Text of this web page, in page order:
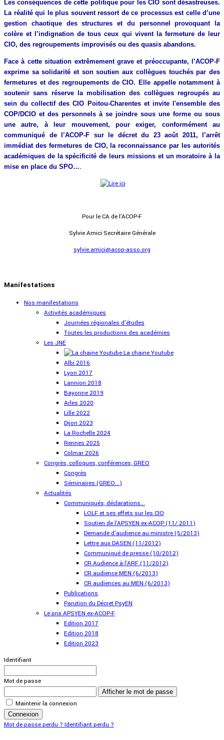
Les conséquences de cette politique pour les CIO sont désastreuses.
La réalité qui le plus souvent ressort de ce processus est celle d’une
gestion chaotique des structures et du personnel provoquant la
colère et l’indignation de tous ceux qui vivent la fermeture de leur
CIO, des regroupements improvisés ou des quasis abandons.
Face à cette situation extrêmement grave et préoccupante, l’ACOP-F
exprime sa solidarité et son soutien aux collègues touchés par des
fermetures et des regroupements de CIO. Elle appelle notamment à
soutenir sans réserve la mobilisation des collègues regroupés au
sein du collectif des CIO Poitou-Charentes et invite l'ensemble des
COP/DCIO et des personnels à se joindre sous une forme ou sous
une autre, à leur mouvement, pour exiger, conformément au
communiqué de l’ACOP-F sur le décret du 23 août 2011, l’arrêt
immédiat des fermetures de CIO, la reconnaissance par les autorités
académiques de la spécificité de leurs missions et un moratoire à la
mise en place du SPO….
Pour le CA de l'ACOP-F
Sylvie Amici Secrétaire Générale
sylvie.amici@acop-asso.org
Manifestations
Nos manifestations
Activités académiques
Journées régionales d'études
Toutes les productions des académies
Les JNE
La chaine Youtube
Albi 2016
Lyon 2017
Lannion 2018
Bayonne 2019
Arles 2020
Lille 2022
Dijon 2023
La Rochelle 2024
Rennes 2025
Colmar 2026
Congrès, colloques, conférences, GREO
Congrès
Séminaires (GREO...)
Actualités
Communiqués, déclarations...
LOLF et ses effets sur les CIO
Soutien de l'APSYEN ex-ACOP (11/ 2011)
Demande d'audience au ministre (5/2013)
Lettre aux DASEN (11/2012)
Communiqué de presse (10/2012)
CR Audience à l'ARF (11/2012)
CR audience MEN (6/2013)
CR audiences au MEN (6/2013)
Publications
Parution du Décret PsyEN
Le prix APSYEN ex-ACOP-F
Edition 2017
Edition 2018
Edition 2023
Identifiant
Mot de passe
Afficher le mot de passe
Maintenir la connexion
Connexion
Mot de passe perdu ?Identifiant perdu ?